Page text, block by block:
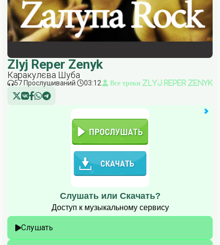
Zlyj Reper Zenyk
Каракулєва Шуба
57 Прослушиваний 03:12 Все треки Zlyj Reper Zenyk
Слушать или Скачать?
Доступ к музыкальному сервису
Слушать